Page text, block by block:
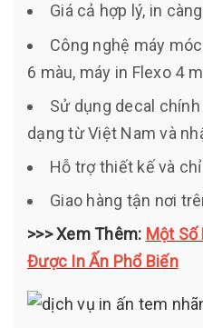
Giá cả hợp lý, in
Công nghệ máy
6 màu, máy in Flexo 4
Sử dụng decal
dạng từ Việt Nam và
Hỗ trợ thiết kế và
Giao hàng tận nơi
>>> Xem Thêm: Một Số
Được In Ấn Phổ Biến